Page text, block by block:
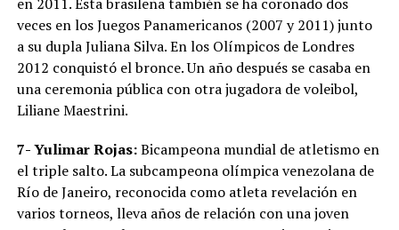
veces en los Juegos Panamericanos (2007 y 2011) junto
a su dupla Juliana Silva. En los Olímpicos de Londres
2012 conquistó el bronce. Un año después se casaba en
una ceremonia pública con otra jugadora de voleibol,
Liliane Maestrini.
7- Yulimar Rojas:Bicampeona mundial de atletismo en
el triple salto. La subcampeona olímpica venezolana de
Río de Janeiro, reconocida como atleta revelación en
varios torneos, lleva años de relación con una joven